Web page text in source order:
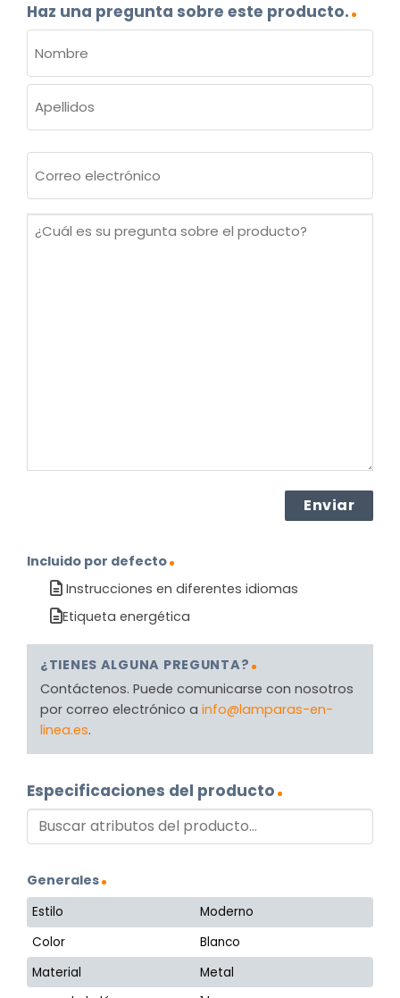
Haz una pregunta sobre este producto.
(OBLIGATORIO)
Nombre
electrónico
¿Cuál
Incluido por defecto
Instrucciones en diferentes idiomas
Etiqueta energética
¿TIENES ALGUNA PREGUNTA?
Contáctenos. Puede comunicarse con nosotros
por correo electrónico a info@lamparas-en-
linea.es.
Especificaciones del producto
Generales
Estilo
Moderno
Color
Blanco
Material
Metal